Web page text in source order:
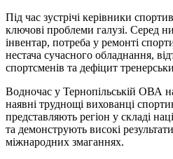
Під час зустрічі керівники
ключові проблеми галузі. Серед
інвентар, потреба у ремонті
нестача сучасного обладнання,
спортсменів та дефіцит
Водночас у Тернопільській ОВА
наявні труднощі вихованці
представляють регіон у складі
та демонструють високі
міжнародних змаганнях.